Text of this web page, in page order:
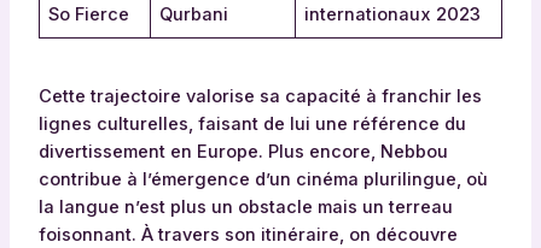
So Fierce
Qurbani
internationaux 2023
Cette trajectoire valorise sa capacité à franchir les
lignes culturelles, faisant de lui une référence du
divertissement en Europe. Plus encore, Nebbou
contribue à l’émergence d’un cinéma plurilingue, où
la langue n’est plus un obstacle mais un terreau
foisonnant. À travers son itinéraire, on découvre